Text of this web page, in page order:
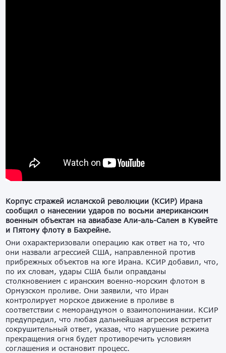
Корпус стражей исламской революции (КСИР) Ирана
сообщил о нанесении ударов по восьми американским
военным объектам на авиабазе Али-аль-Салем в Кувейте
и Пятому флоту в Бахрейне.
Они охарактеризовали операцию как ответ на то, что
они назвали агрессией США, направленной против
прибрежных объектов на юге Ирана. КСИР добавил, что,
по их словам, удары США были оправданы
столкновением с иранским военно-морским флотом в
Ормузском проливе. Они заявили, что Иран
контролирует морское движение в проливе в
соответствии с меморандумом о взаимопонимании. КСИР
предупредил, что любая дальнейшая агрессия встретит
сокрушительный ответ, указав, что нарушение режима
прекращения огня будет противоречить условиям
соглашения и остановит процесс.